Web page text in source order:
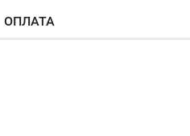
ОПЛАТА